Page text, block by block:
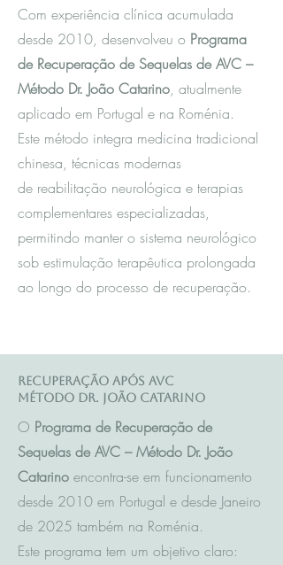
Com experiência clínica acumulada
desde 2010, desenvolveu o Programa
de Recuperação de Sequelas de AVC –
Método Dr. João Catarino, atualmente
aplicado em Portugal e na Roménia.
Este método integra medicina tradicional
chinesa, técnicas modernas
de reabilitação neurológica e terapias
complementares especializadas,
permitindo manter o sistema neurológico
sob estimulação terapêutica prolongada
ao longo do processo de recuperação.
Recuperação após AVC
Método Dr. João Catarino
O Programa de Recuperação de
Sequelas de AVC – Método Dr. João
Catarino encontra-se em funcionamento
desde 2010 em Portugal e desde Janeiro
de 2025 também na Roménia.
Este programa tem um objetivo claro: